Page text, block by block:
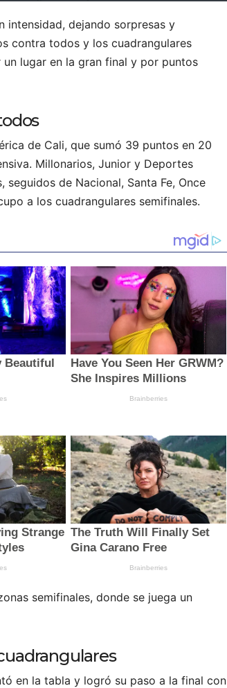
intensidad, dejando sorpresas y
contra todos y los cuadrangulares
lugar en la gran final y por puntos
de Cali, que sumó 39 puntos en 20
Millonarios, Junior y Deportes
de Nacional, Santa Fe, Once
a los cuadrangulares semifinales.
semifinales, donde se juega un
en la tabla y logró su paso a la final con